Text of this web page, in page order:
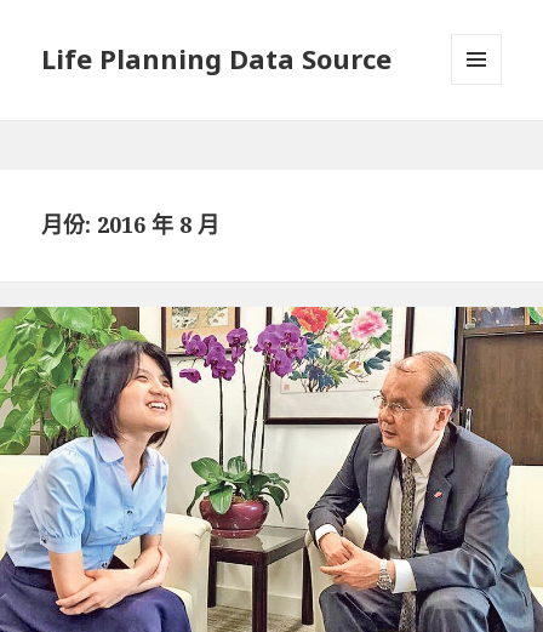
Life Planning Data Source
月份: 2016 年 8 月